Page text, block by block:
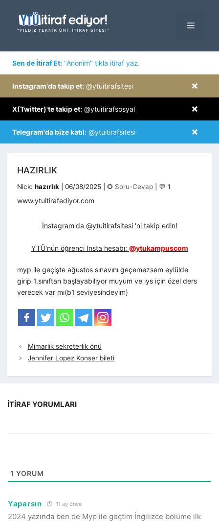
MENÜ
Sen de İtiraf Et: "Anonim" tıkla itiraf yaz.
×
Instagram'da takip et: @ytuitirafsitesi
×
X(Twitter)'te takip et: @ytuitirafsosyal
×
Telegram'da bize katıl: @ytuitirafsitesi
HAZIRLIK
Nick: hazırlık 06/08/2025 Kategoriler
✪ Soru-Cevap 💬 1
www.ytuitirafediyor.com
İnstagram'da @ytuitirafsitesi 'ni takip edin!
YTÜ'nün öğrenci Insta hesabı: @ytukampuscom
myp ile geçişte ağustos sınavını geçemezsem eylülde
girip 1.sınıftan başlayabiliyor muyum ve iys için özel ders
verecek var mı(b1 seviyesindeyim)
Mimarlık sekreterlik önü
Jennifer Lopez Konser bileti
İTIRAF YORUMLARI
1 YORUM
Yaparsın 11 ay önce
2024 yazında ben de Myp ile geçtim İngilizce bölüme ilk